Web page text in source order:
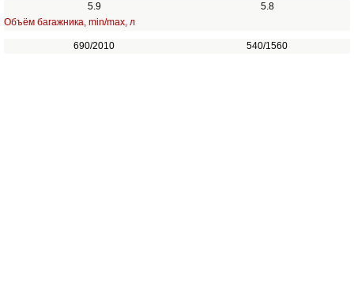
5.9
5.8
Объём багажника, min/max, л
690/2010 540/1560